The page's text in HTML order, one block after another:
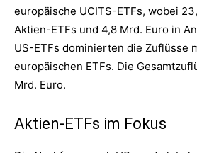
europäische UCITS-ETFs, wobei
Aktien-ETFs und 4,8 Mrd. Euro in
US-ETFs dominierten die Zuflüsse
europäischen ETFs. Die
Mrd. Euro.
Aktien-ETFs im Fokus